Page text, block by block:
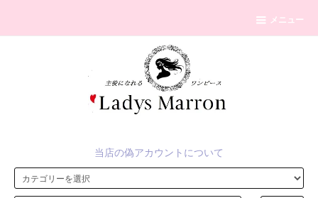
メニュー
当店の偽アカウントについて